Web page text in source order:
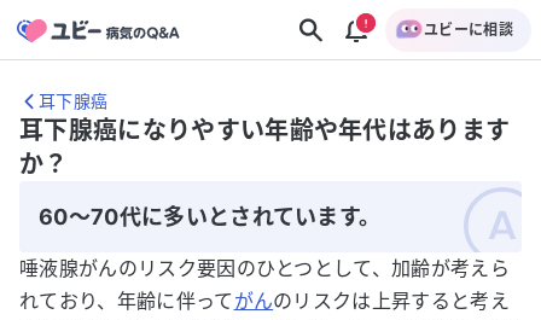
ユビーに相談
耳下腺癌
耳下腺癌になりやすい年齢や年代はあります
か？
60～70代に多いとされています。
唾液腺がんのリスク要因のひとつとして、加齢が考えら
れており、年齢に伴って がんのリスクは上昇すると考え